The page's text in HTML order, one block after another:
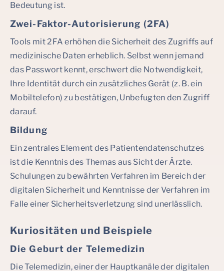
Bedeutung ist.
Zwei-Faktor-Autorisierung (2FA)
Tools mit 2FA erhöhen die Sicherheit des Zugriffs auf
medizinische Daten erheblich. Selbst wenn jemand
das Passwort kennt, erschwert die Notwendigkeit,
Ihre Identität durch ein zusätzliches Gerät (z. B. ein
Mobiltelefon) zu bestätigen, Unbefugten den Zugriff
darauf.
Bildung
Ein zentrales Element des Patientendatenschutzes
ist die Kenntnis des Themas aus Sicht der Ärzte.
Schulungen zu bewährten Verfahren im Bereich der
digitalen Sicherheit und Kenntnisse der Verfahren im
Falle einer Sicherheitsverletzung sind unerlässlich.
Kuriositäten und Beispiele
Die Geburt der Telemedizin
Die Telemedizin, einer der Hauptkanäle der digitalen